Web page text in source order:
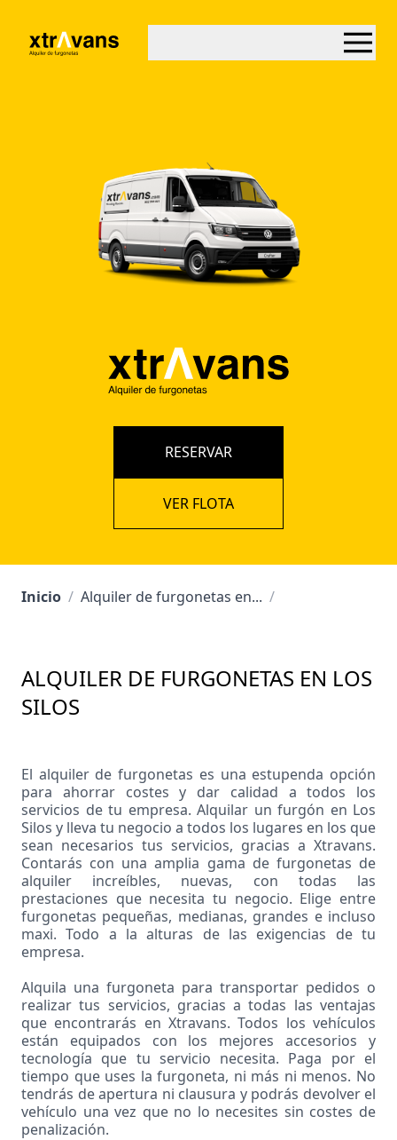
RESERVAR
VER FLOTA
Inicio / Alquiler de furgonetas en... /
ALQUILER DE FURGONETAS EN LOS
SILOS
El alquiler de furgonetas es una estupenda opción
para ahorrar costes y dar calidad a todos los
servicios de tu empresa. Alquilar un furgón en Los
Silos y lleva tu negocio a todos los lugares en los que
sean necesarios tus servicios, gracias a Xtravans.
Contarás con una amplia gama de furgonetas de
alquiler increíbles, nuevas, con todas las
prestaciones que necesita tu negocio. Elige entre
furgonetas pequeñas, medianas, grandes e incluso
maxi. Todo a la alturas de las exigencias de tu
empresa.
Alquila una furgoneta para transportar pedidos o
realizar tus servicios, gracias a todas las ventajas
que encontrarás en Xtravans. Todos los vehículos
están equipados con los mejores accesorios y
tecnología que tu servicio necesita. Paga por el
tiempo que uses la furgoneta, ni más ni menos. No
tendrás de apertura ni clausura y podrás devolver el
vehículo una vez que no lo necesites sin costes de
penalización.